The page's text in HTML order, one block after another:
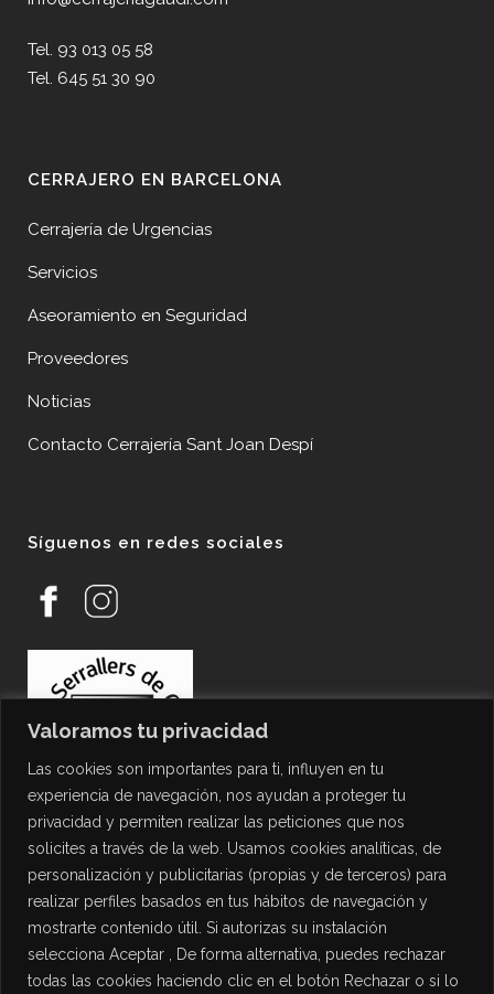
Valoramos tu privacidad
Las cookies son importantes para ti, influyen en tu
experiencia de navegación, nos ayudan a proteger tu
privacidad y permiten realizar las peticiones que nos
solicites a través de la web. Usamos cookies analíticas, de
personalización y publicitarias (propias y de terceros) para
realizar perfiles basados en tus hábitos de navegación y
mostrarte contenido útil. Si autorizas su instalación
selecciona Aceptar , De forma alternativa, puedes rechazar
todas las cookies haciendo clic en el botón Rechazar o si lo
Tel. 93 013 05 58
Tel. 645 51 30 90
CERRAJERO EN BARCELONA
Cerrajería de Urgencias
Servicios
Aseoramiento en Seguridad
Proveedores
Noticias
Contacto Cerrajería Sant Joan Despí
Síguenos en redes sociales
PROTECCIÓN DE DATOS
Política de Privacidad
Política de Cookies
Aviso Legal